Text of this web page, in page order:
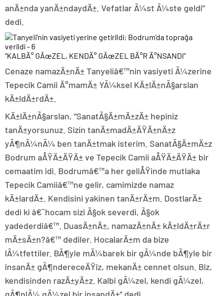
anÄ±nda yanÄ±ndaydÄ±. Vefatlar Ã¼st Ã¼ste geldi”
dedi.
“KALBÄ° GÃœZEL, KENDÄ° GÃœZEL BÄ°R Ä°NSANDI”
Cenaze namazÄ±nÄ± Tanyeliâ€™nin vasiyeti Ã¼zerine
Tepecik Camii Ä°mamÄ± YÃ¼ksel KÄ±lÄ±nÃ§arslan
kÄ±ldÄ±rdÄ±.
KÄ±lÄ±nÃ§arslan, “SanatÃ§Ä±mÄ±zÄ± hepiniz
tanÄ±yorsunuz. Sizin tanÄ±madÄ±ÄŸÄ±nÄ±z
yÃ¶nÃ¼nÃ¼ ben tanÄ±tmak isterim. SanatÃ§Ä±mÄ±z
Bodrum aÅŸÄ±ÄŸÄ± ve Tepecik Camii aÅŸÄ±ÄŸÄ± bir
cemaatim idi. Bodrumâ€™a her geliÅŸinde mutlaka
Tepecik Camiiâ€™ne gelir, camimizde namaz
kÄ±lardÄ±. Kendisini yakinen tanÄ±rÄ±m. DostlarÄ±
dedi ki â€˜hocam sizi Ã§ok severdi, Ã§ok
yadederdiâ€™. DuasÄ±nÄ±, namazÄ±nÄ± kÄ±ldÄ±rÄ±r
mÄ±sÄ±n?â€™ dediler. HocalarÄ±m da bize
lÃ¼tfettiler. BÃ¶yle mÃ¼barek bir gÃ¼nde bÃ¶yle bir
insanÄ± gÃ¶ndereceÄŸiz, mekanÄ± cennet olsun. Biz,
kendisinden razÄ±yÄ±z. Kalbi gÃ¼zel, kendi gÃ¼zel,
gÃ¶nlÃ¼ gÃ¼zel bir insandÄ±” dedi.